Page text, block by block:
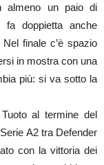
almeno un paio di
fa doppietta anche
finale c’è spazio
in mostra con una
più: si va sotto la
al termine del
A2 tra Defender
con la vittoria dei